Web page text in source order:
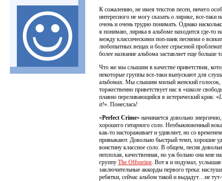
К сожалению, не имея текстов песен, ничего
интересного не могу сказать о лирике, все-таки
очень и очень трудно понимать. Однако
я понимаю, лирика в альбоме находится где-то
между классическими поп-панк песнями о
любопытных вещах и более серьезной
более название альбома заставляет еще больше
Что же мы слышим в качестве приветствия,
некоторые группы все-таки выпускают для
альбомах. Мы слышим милый женский голосок,
торжественно приветствует нас в «школе
плавно переливающийся в истерический крик: «
it!». Понеслась!
«Perfect Crime» начинается довольно
хорошего гитарного соло. Необыкновенный
как-то настораживает и удивляет, но со
привыкают. Довольно быстрый темп, хорошие
воистину классное соло. В общем, песня
неплохая, качественная, но уж больно она мне
группу The Offspring. Вот я и подумал, услышав
заключительные аккорды первого трека:
ребятки, сейчас альбом такой и выдадут…не